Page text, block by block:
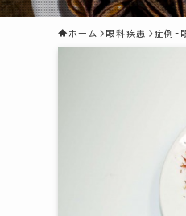
ホーム 眼科疾患 症例-